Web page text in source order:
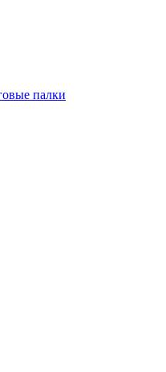
палки